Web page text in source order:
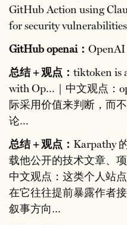
GitHub Action using
for security
GitHub openai：
总结 + 观点： tiktoken is
with Op…｜中文观点：
际采用价值来判断，而
论…
总结 + 观点： Karpathy
载他公开的技术文章、
中文观点：这类个人站
在它往往提前暴露作者
叙事方向…